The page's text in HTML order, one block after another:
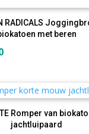
RADICALS
met beren
Huidige
€14,00.
Romper van
jachtluipaard